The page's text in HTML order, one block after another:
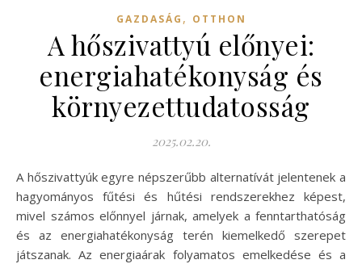
GAZDASÁG , OTTHON
A hőszivattyú előnyei:
energiahatékonyság és
környezettudatosság
2025.02.20.
A hőszivattyúk egyre népszerűbb alternatívát jelentenek a
hagyományos fűtési és hűtési rendszerekhez képest,
mivel számos előnnyel járnak, amelyek a fenntarthatóság
és az energiahatékonyság terén kiemelkedő szerepet
játszanak. Az energiaárak folyamatos emelkedése és a